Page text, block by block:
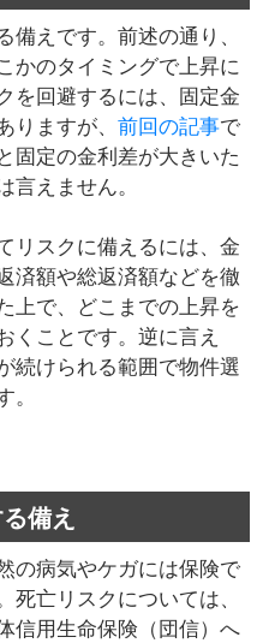
備えです。前述の通り、
かのタイミングで上昇に
を回避するには、固定金
りますが、 前回の記事で
固定の金利差が大きいた
言えません。
リスクに備えるには、金
済額や総返済額などを徹
上で、どこまでの上昇を
くことです。逆に言え
続けられる範囲で物件選
。
備え
の病気やケガには保険で
死亡リスクについては、
信用生命保険（団信）へ